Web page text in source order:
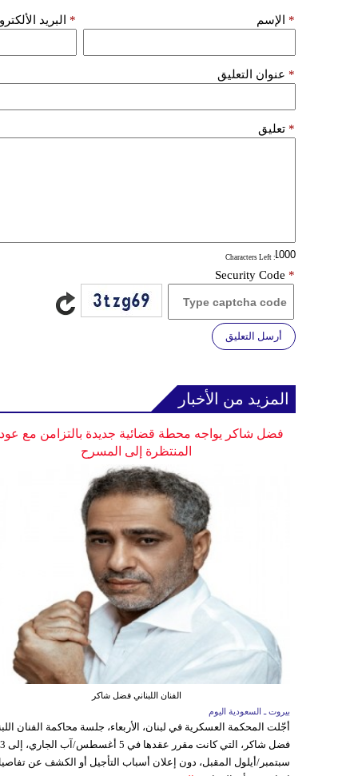
الإسم * البريد *
عنوان التعليق *
تعليق *
: Characters Left
Security Code *
أرسل التعليق
المزيد من الأخبار
فضل شاكر يواجه محطة قضائية جديدة بالتزامن مع
المنتظرة إلى المسرح
الفنان اللبناني فضل شاكر
بيروت ـ السعودية اليوم
أجّلت المحكمة العسكرية في لبنان، الأربعاء، جلسة محاكمة الفنان
فضل شاكر، التي
سبتمبر/أيلول المقبل، دون إعلان أسباب التأجيل أو الكشف عن